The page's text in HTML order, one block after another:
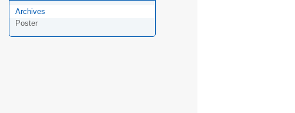
Archives
Poster